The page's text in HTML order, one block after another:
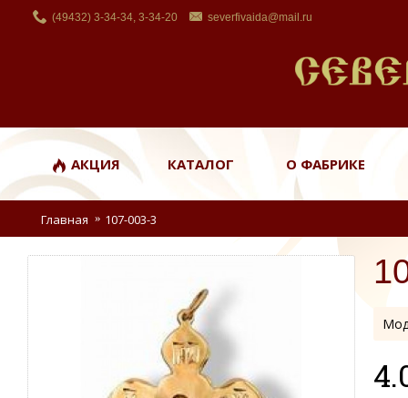
(49432) 3-34-34, 3-34-20 severfivaida@mail.ru
АКЦИЯ КАТАЛОГ О ФАБРИКЕ
Главная 107-003-3